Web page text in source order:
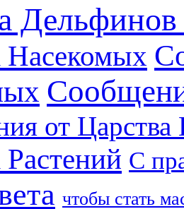
Насекомых
от Царства
С
чтобы стать